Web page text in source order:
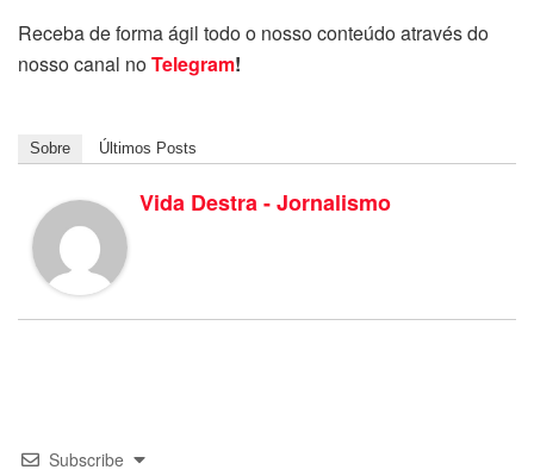
Receba de forma ágil todo o nosso conteúdo através do
nosso canal noTelegram!
Sobre Últimos Posts
Vida Destra - Jornalismo
Subscribe